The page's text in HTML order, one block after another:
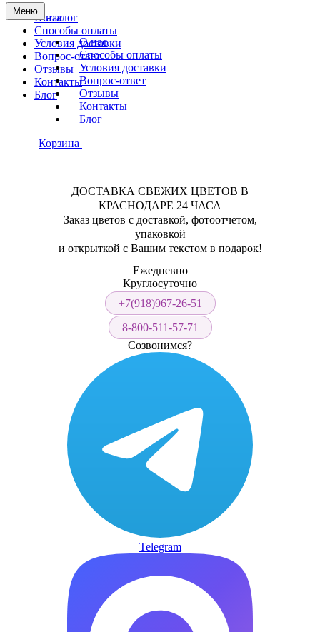
Меню
О нас
Способы оплаты
Условия доставки
Вопрос-ответ
Отзывы
Контакты
Блог
Каталог
О нас
Способы оплаты
Условия доставки
Вопрос-ответ
Отзывы
Контакты
Блог
Корзина
ДОСТАВКА СВЕЖИХ ЦВЕТОВ В
КРАСНОДАРЕ 24 ЧАСА
Заказ цветов с доставкой, фотоотчетом,
упаковкой
и открыткой с Вашим текстом в подарок!
Ежедневно
Круглосуточно
+7(918)967-26-51
8-800-511-57-71
Созвонимся?
Telegram